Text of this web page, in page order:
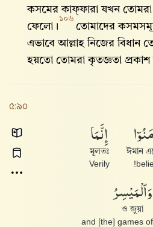
কসমের কাফ্‌ফারা যখন
ফেলো।
১০৬
তোমাদের
এভাবে আল্লাহ‌ নিজের বিধান
হয়তো তোমরা কৃতজ্ঞতা প্রকাশ
৫:৯০
ঈমান
إِنَّمَا
মূলতঃ
Verily
وَٱلْمَيْسِرُ
ও জুয়া
and [the] games